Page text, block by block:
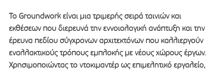
Το Groundwork είναι μια τριμερής σειρά ταινιών και
εκθέσεων που διερευνά την εννοιολογική ανάπτυξη και την
έρευνα πεδίου σύγχρονων αρχιτεκτόνων που καλλιεργούν
εναλλακτικούς τρόπους εμπλοκής με νέους χώρους έργων.
Χρησιμοποιώντας το ντοκιμαντέρ ως επιμελητικό εργαλείο,